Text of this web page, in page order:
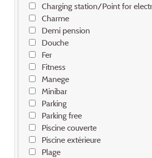
Charging station/Point for
Charme
Demi pension
Douche
Fer
Fitness
Manege
Minibar
Parking
Parking free
Piscine couverte
Piscine extérieure
Plage